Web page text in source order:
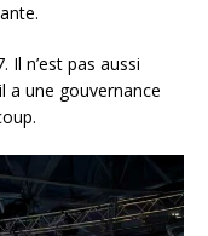
Il n’est pas aussi
a une gouvernance